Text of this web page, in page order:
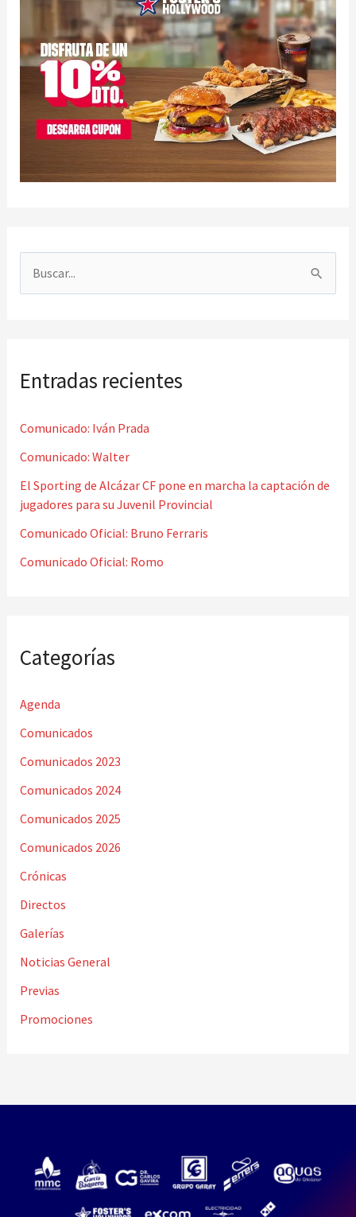
a
p
o
r
:
Entradas recientes
Comunicado: Iván Prada
Comunicado: Walter
El Sporting de Alcázar CF pone en marcha la captación de
jugadores para su Juvenil Provincial
Comunicado Oficial: Bruno Ferraris
Comunicado Oficial: Romo
Categorías
Agenda
Comunicados
Comunicados 2023
Comunicados 2024
Comunicados 2025
Comunicados 2026
Crónicas
Directos
Galerías
Noticias General
Previas
Promociones